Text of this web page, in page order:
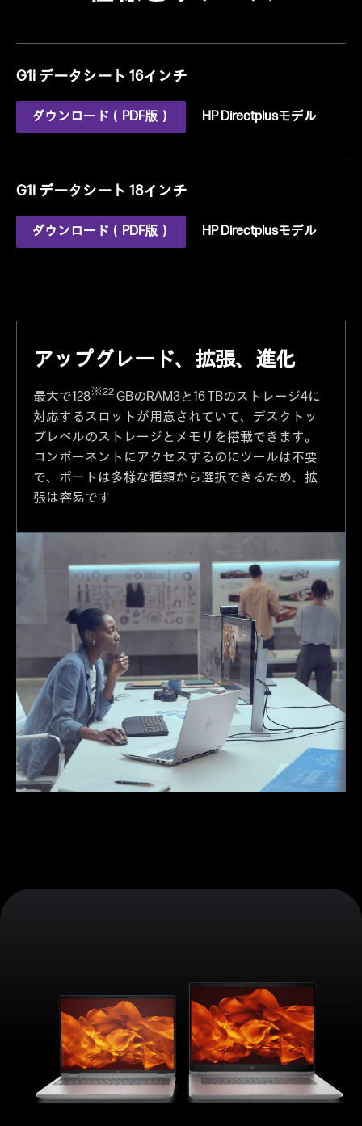
G1i データシート 16インチ
HP Directplusモデル
ダウンロード（PDF版）
G1i データシート 18インチ
HP Directplusモデル
ダウンロード（PDF版）
アップグレード、拡張、進化
最大で128※22GBのRAM3と16 TBのストレージ4に
対応するスロットが用意されていて、デスクトッ
プレベルのストレージとメモリを搭載できます。
コンポーネントにアクセスするのにツールは不要
で、ポートは多様な種類から選択できるため、拡
張は容易です